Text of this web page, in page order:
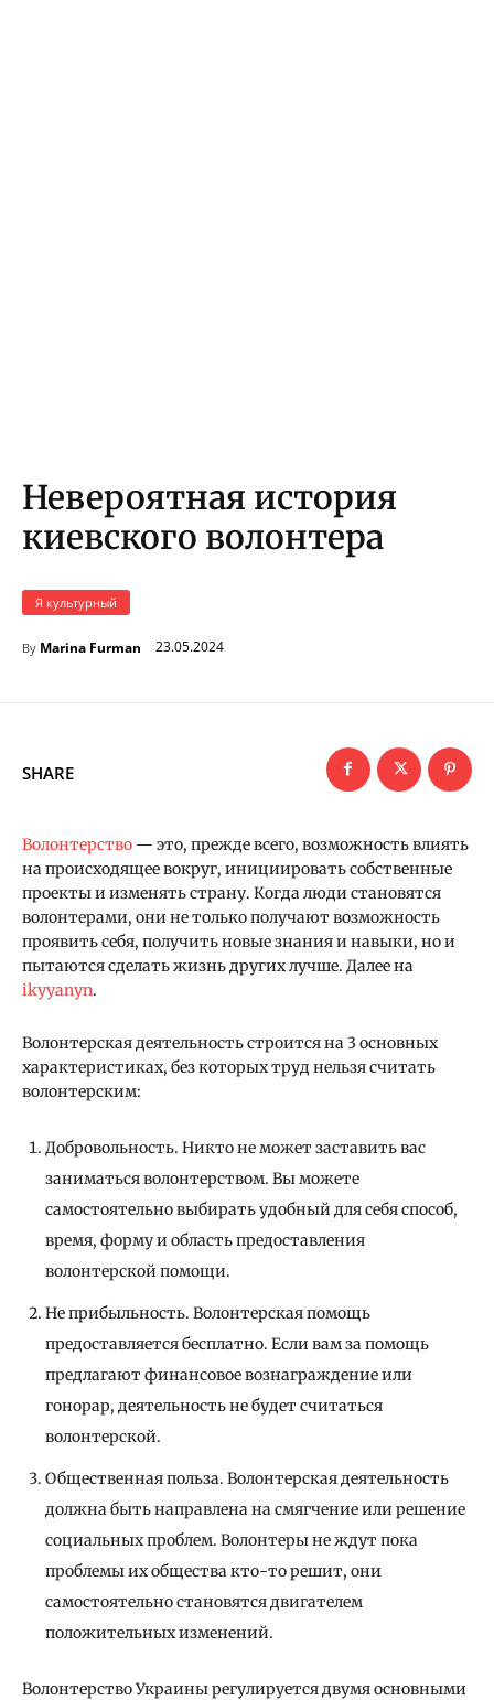
Невероятная история
киевского волонтера
Я культурный
By Marina Furman 23.05.2024
SHARE
Волонтерство — это, прежде всего, возможность влиять
на происходящее вокруг, инициировать собственные
проекты и изменять страну. Когда люди становятся
волонтерами, они не только получают возможность
проявить себя, получить новые знания и навыки, но и
пытаются сделать жизнь других лучше. Далее на
ikyyanyn.
Волонтерская деятельность строится на 3 основных
характеристиках, без которых труд нельзя считать
волонтерским:
Добровольность. Никто не может заставить вас
заниматься волонтерством. Вы можете
самостоятельно выбирать удобный для себя способ,
время, форму и область предоставления
волонтерской помощи.
Не прибыльность. Волонтерская помощь
предоставляется бесплатно. Если вам за помощь
предлагают финансовое вознаграждение или
гонорар, деятельность не будет считаться
волонтерской.
Общественная польза. Волонтерская деятельность
должна быть направлена на смягчение или решение
социальных проблем. Волонтеры не ждут пока
проблемы их общества кто-то решит, они
самостоятельно становятся двигателем
положительных изменений.
Волонтерство Украины регулируется двумя основными